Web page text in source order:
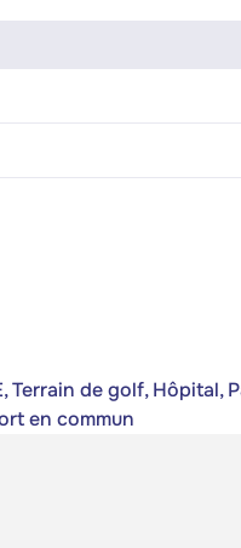
de golf, Hôpital,
en commun